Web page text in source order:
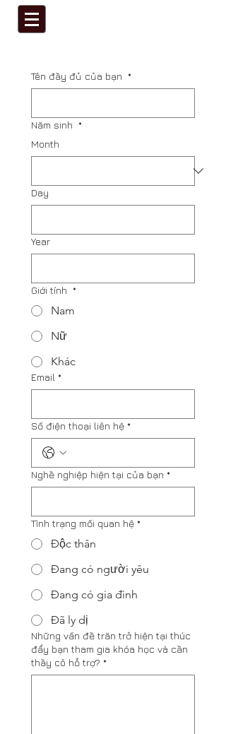
Tên đầy đủ của bạn *
Năm sinh *
Month
Day
Year
Giới tính *
Nam
Nữ
Khác
Email *
Số điện thoại liên hệ *
Nghề nghiệp hiện tại của bạn *
Tình trạng mối quan hệ *
Độc thân
Đang có người yêu
Đang có gia đình
Đã ly dị
Những vấn đề trăn trở hiện tại thúc
đẩy bạn tham gia khóa học và cần
thầy cô hỗ trợ? *